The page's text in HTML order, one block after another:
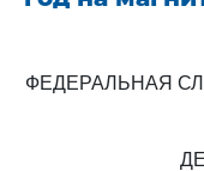
ФЕДЕРАЛЬНАЯ